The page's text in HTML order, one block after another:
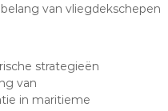
van vliegdekschepen
strategieën
van
in maritieme